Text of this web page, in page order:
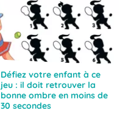
Défiez votre enfant à ce
jeu : il doit retrouver la
bonne ombre en moins de
30 secondes